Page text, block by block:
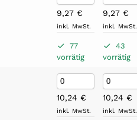
9,27€
inkl. MwSt.
77
vorrätig
9,27€
inkl. MwSt.
43
vorrätig
10,24€
inkl. MwSt.
10,24€
inkl. MwSt.